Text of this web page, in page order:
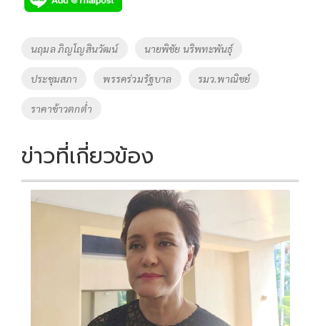
b
o
k
er y
Li
k
Tags
นฤมล ภิญโญสินวัฒน์ นายพิชัย นริพทะพันธุ์
ประชุมสภา พรรคร่วมรัฐบาล รมว.พาณิชย์
ราคาข้าวตกต่ำ
ข่าวที่เกี่ยวข้อง